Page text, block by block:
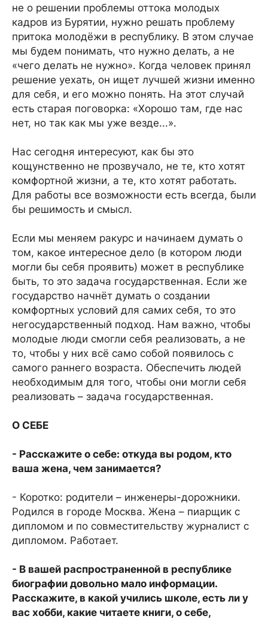
не о решении проблемы оттока молодых
кадров из Бурятии, нужно решать проблему
притока молодёжи в республику. В этом случае
мы будем понимать, что нужно делать, а не
«чего делать не нужно». Когда человек принял
решение уехать, он ищет лучшей жизни именно
для себя, и его можно понять. На этот случай
есть старая поговорка: «Хорошо там, где нас
нет, но так как мы уже везде...».
Нас сегодня интересуют, как бы это
кощунственно не прозвучало, не те, кто хотят
комфортной жизни, а те, кто хотят работать.
Для работы все возможности есть всегда, были
бы решимость и смысл.
Если мы меняем ракурс и начинаем думать о
том, какое интересное дело (в котором люди
могли бы себя проявить) может в республике
быть, то это задача государственная. Если же
государство начнёт думать о создании
комфортных условий для самих себя, то это
негосударственный подход. Нам важно, чтобы
молодые люди смогли себя реализовать, а не
то, чтобы у них всё само собой появилось с
самого раннего возраста. Обеспечить людей
необходимым для того, чтобы они могли себя
реализовать – задача государственная.
О СЕБЕ
- Расскажите о себе: откуда вы родом, кто
ваша жена, чем занимается?
- Коротко: родители – инженеры-дорожники.
Родился в городе Москва. Жена – пиарщик с
дипломом и по совместительству журналист с
дипломом. Работает.
- В вашей распространенной в республике
биографии довольно мало информации.
Расскажите, в какой учились школе, есть ли у
вас хобби, какие читаете книги, о себе,